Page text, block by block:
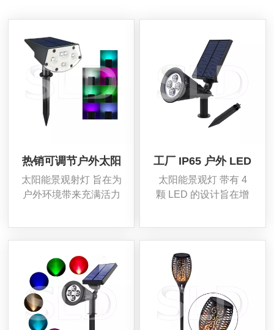
能草坪灯等。
热销可调节户外太阳
能聚光灯 RGB Led
灯适用于花园草坪和
太阳能景观射灯 旨在为
户外环境带来充满活力
将增强您的花园和庭院
工厂 IP65 户外 LED
太阳能灯二合一景观
草坪灯
太阳能景观灯 带有 4
颗 LED 的设计旨在增
知识，这些 户外LED太
阳能灯 可以安装在你想
要的位置。